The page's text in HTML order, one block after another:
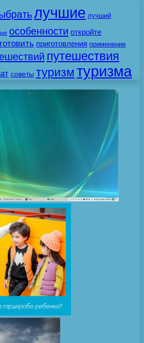
лучшие лучший
особенности откройте
приготовления применение
путешествия
советы туризмтуризма